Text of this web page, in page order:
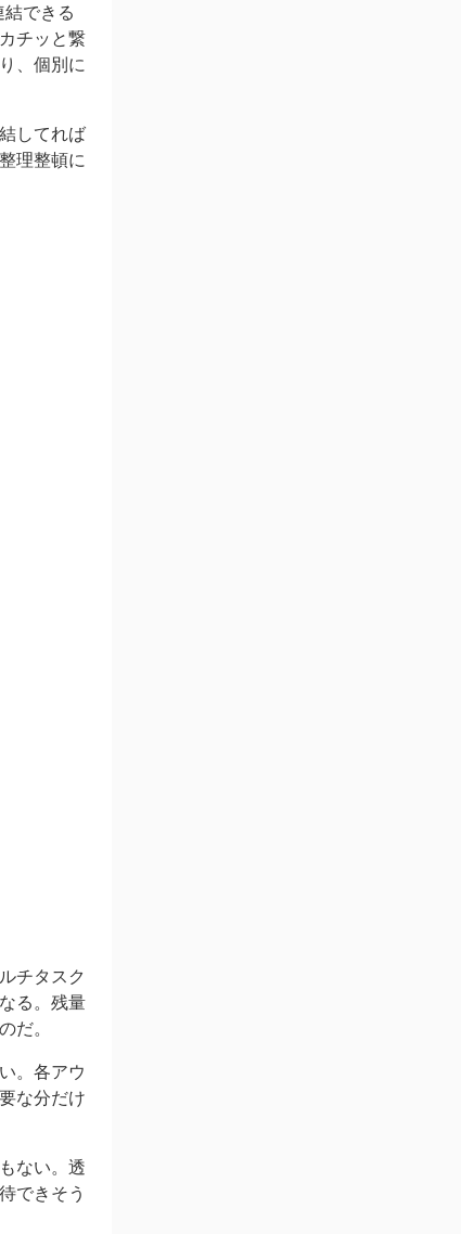
できる
チッと繋
、個別に
してれば
理整頓に
チタスク
る。残量
だ。
。各アウ
な分だけ
ない。透
できそう